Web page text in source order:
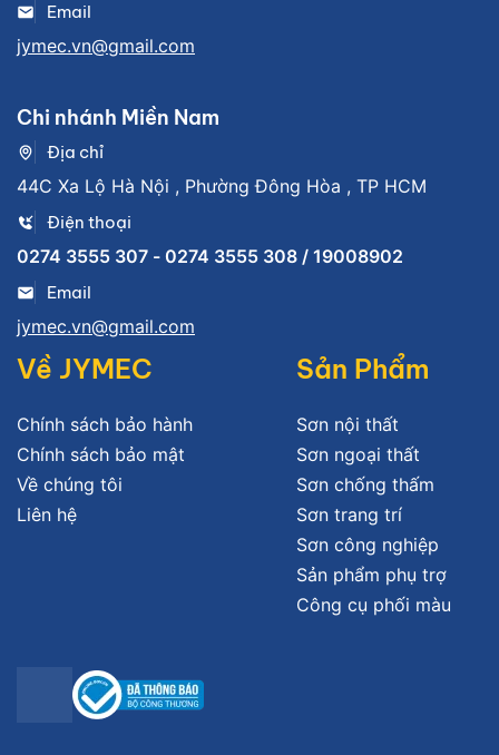
Email
jymec.vn@gmail.com
Chi nhánh Miền Nam
Địa chỉ
44C Xa Lộ Hà Nội , Phường Đông Hòa , TP HCM
Điện thoại
0274 3555 307 - 0274 3555 308 / 19008902
Email
jymec.vn@gmail.com
Về JYMEC
Chính sách bảo hành
Chính sách bảo mật
Về chúng tôi
Liên hệ
Sản Phẩm
Sơn nội thất
Sơn ngoại thất
Sơn chống thấm
Sơn trang trí
Sơn công nghiệp
Sản phẩm phụ trợ
Công cụ phối màu